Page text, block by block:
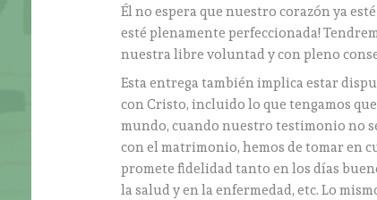
Él no espera que nuestro corazón ya
esté plenamente perfeccionada!
nuestra libre voluntad y con pleno
Esta entrega también implica estar
con Cristo, incluido lo que tengamos
mundo, cuando nuestro testimonio no
con el matrimonio, hemos de tomar en
promete fidelidad tanto en los días
la salud y en la enfermedad, etc. Lo